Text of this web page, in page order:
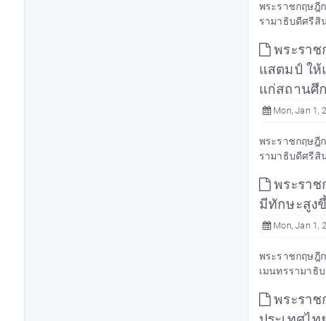
พระราชกฤษฎี
รามาธิบดีศรีสิ
พระราช
แสตมป์ ให้
แก่สถานศึ
Mon, Jan 1,
พระราชกฤษฎีก
รามาธิบดีศรีสิ
พระราช
มีทักษะสูง
Mon, Jan 1,
พระราชกฤษฎีก
เมนทรรามาธิ
พระราช